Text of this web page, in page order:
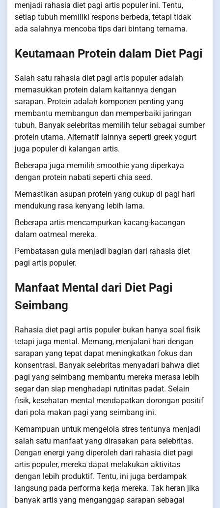
menjadi rahasia diet pagi artis populer ini. Tentu,
setiap tubuh memiliki respons berbeda, tetapi tidak
ada salahnya mencoba tips dari bintang ternama.
Keutamaan Protein dalam Diet Pagi
Salah satu rahasia diet pagi artis populer adalah
memasukkan protein dalam kaitannya dengan
sarapan. Protein adalah komponen penting yang
membantu membangun dan memperbaiki jaringan
tubuh. Banyak selebritas memilih telur sebagai sumber
protein utama. Alternatif lainnya seperti greek yogurt
juga populer di kalangan artis.
Beberapa juga memilih smoothie yang diperkaya
dengan protein nabati seperti chia seed.
Memastikan asupan protein yang cukup di pagi hari
mendukung rasa kenyang lebih lama.
Beberapa artis mencampurkan kacang-kacangan
dalam oatmeal mereka.
Pembatasan gula menjadi bagian dari rahasia diet
pagi artis populer.
Manfaat Mental dari Diet Pagi
Seimbang
Rahasia diet pagi artis populer bukan hanya soal fisik
tetapi juga mental. Memang, menjalani hari dengan
sarapan yang tepat dapat meningkatkan fokus dan
konsentrasi. Banyak selebritas menyadari bahwa diet
pagi yang seimbang membantu mereka merasa lebih
segar dan siap menghadapi rutinitas padat. Selain
fisik, kesehatan mental mendapatkan dorongan positif
dari pola makan pagi yang seimbang ini.
Kemampuan untuk mengelola stres tentunya menjadi
salah satu manfaat yang dirasakan para selebritas.
Dengan energi yang diperoleh dari rahasia diet pagi
artis populer, mereka dapat melakukan aktivitas
dengan lebih produktif. Tentu, ini juga berdampak
langsung pada performa kerja mereka. Tak heran jika
banyak artis yang menganggap sarapan sebagai